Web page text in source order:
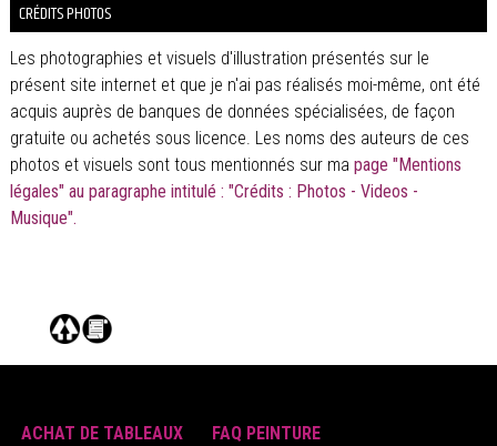
CRÉDITS PHOTOS
Les photographies et visuels d'illustration présentés sur le
présent site internet et que je n'ai pas réalisés moi-même, ont été
acquis auprès de banques de données spécialisées, de façon
gratuite ou achetés sous licence. Les noms des auteurs de ces
photos et visuels sont tous mentionnés sur ma page "Mentions
légales" au paragraphe intitulé : "Crédits : Photos - Videos -
Musique".
ACHAT DE TABLEAUX
FAQ PEINTURE